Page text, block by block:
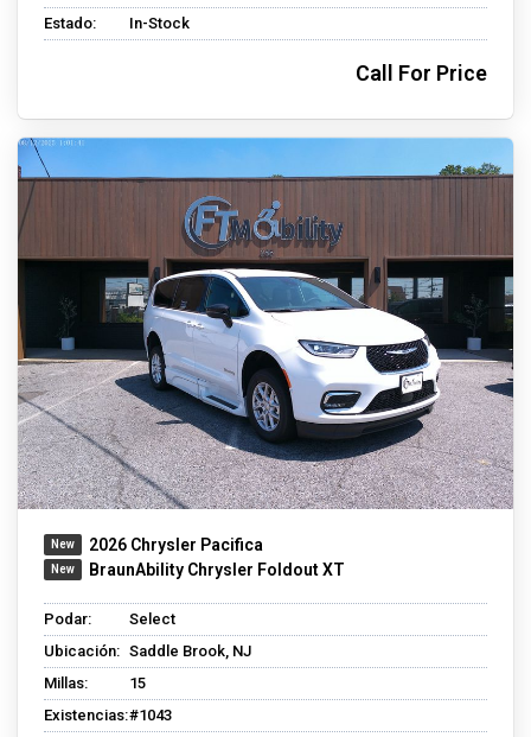
Estado: In-Stock
Call For Price
2026 Chrysler Pacifica
BraunAbility Chrysler Foldout XT
Podar:
Select
Ubicación: Saddle Brook, NJ
Millas:
15
Existencias:#1043